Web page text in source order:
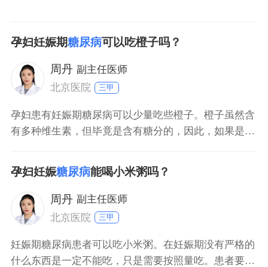
孕妇妊娠期糖尿病可以吃橙子吗？
周丹 副主任医师
北京医院
三甲
孕妇患有妊娠期糖尿病可以少量吃些橙子。橙子虽然含
有多种维生素，但毕竟是含有糖分的，因此，如果是孕
的水果。妊娠期糖尿病病人日常饮食原则应少食多餐，
适量运动，严格把控好含有糖分的食物，并勤测量保证
孕期血糖指数稳定。
孕妇妊娠糖尿病能喝小米粥吗？
周丹 副主任医师
北京医院
三甲
妊娠期糖尿病患者可以吃小米粥。在妊娠期没有严格的
什么东西是一定不能吃，只是需要按照量吃。患者要积